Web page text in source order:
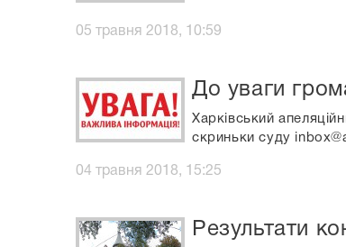
05 травня 2018, 10:59
До уваги
Харківський
скриньки суду
04 травня 2018, 15:25
Результати